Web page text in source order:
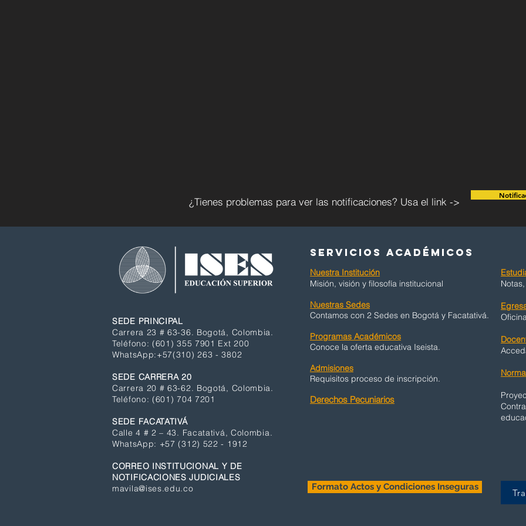
¿Tienes problemas para ver las notificaciones? Usa el link ->
SEDE PRINCIPAL
Carrera 23 # 63-36. Bogotá, Colombia.
Teléfono: (601) 355 7901 Ext 200
WhatsApp:+57(310) 263 - 3802
SEDE CARRERA 20
Carrera 20 # 63-62. Bogotá, Colombia.
Teléfono: (601)704 7201
SEDE FACATATIVÁ
Calle 4 # 2 – 43. Facatativá, Colombia.
WhatsApp: +57 (312) 522 - 1912
CORREO INSTITUCIONAL Y DE
NOTIFICACIONES JUDICIALES
mavila@ises.edu.co
SERVICIOS ACADÉMICOS
Nuestra Institución
Misión, visión y filosofía institucional
Nuestras Sedes
Contamos con 2 Sedes en Bogotá y Facatativá.
Programas Académicos
Conoce la oferta educativa Iseista.
Admisiones
Requisitos proceso de inscripción.
Derechos Pecuniarios
Formato Actos y Condiciones Inseguras